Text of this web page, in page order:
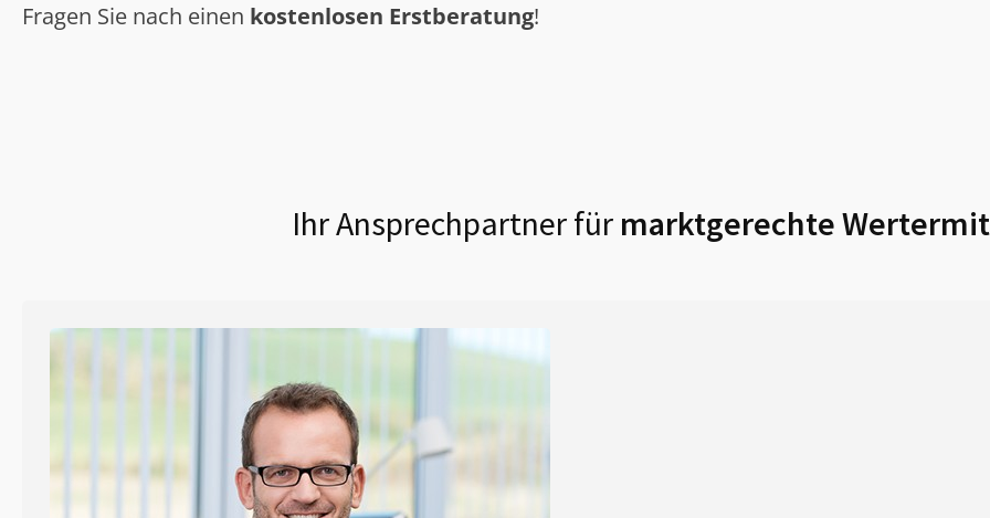
Fragen Sie nach einen kostenlosen Erstberatung!
Ihr Ansprechpartner fürmarktgerechte